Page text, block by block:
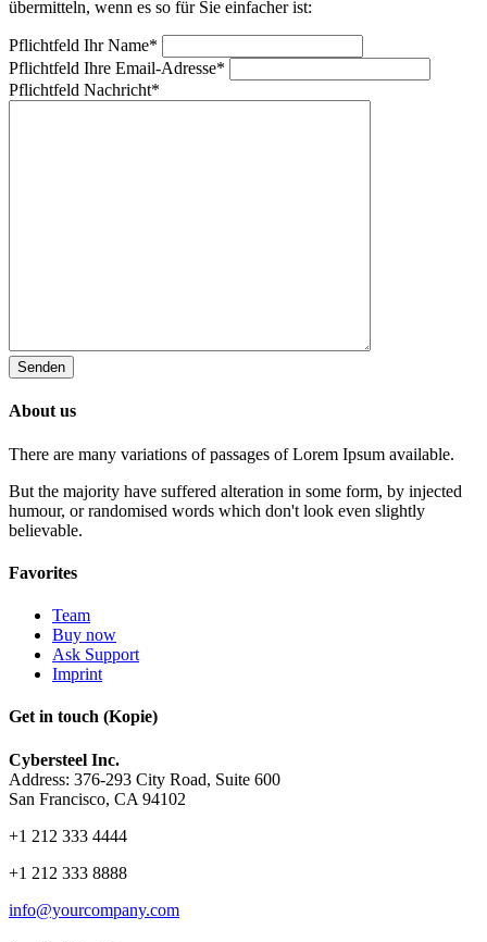
übermitteln, wenn es so für Sie einfacher ist:
Pflichtfeld Ihr Name*
Pflichtfeld Ihre Email-Adresse*
Pflichtfeld Nachricht*
Senden
About us
There are many variations of passages of Lorem Ipsum available.
But the majority have suffered alteration in some form, by injected
humour, or randomised words which don't look even slightly
believable.
Favorites
Team
Buy now
Ask Support
Imprint
Get in touch (Kopie)
Cybersteel Inc.
Address: 376-293 City Road, Suite 600
San Francisco, CA 94102
+1 212 333 4444
+1 212 333 8888
info@yourcompany.com